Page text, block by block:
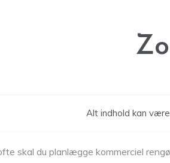
Alt indhold kan
skal du planlægge kommerciel